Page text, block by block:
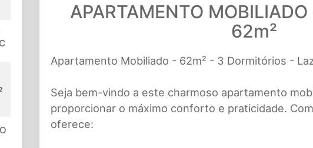
APARTAMENTO
62m²
Apartamento Mobiliado - 62m² - 3 Dormitórios -
Seja bem-vindo a este charmoso apartamento
proporcionar o máximo conforto e praticidade.
oferece: